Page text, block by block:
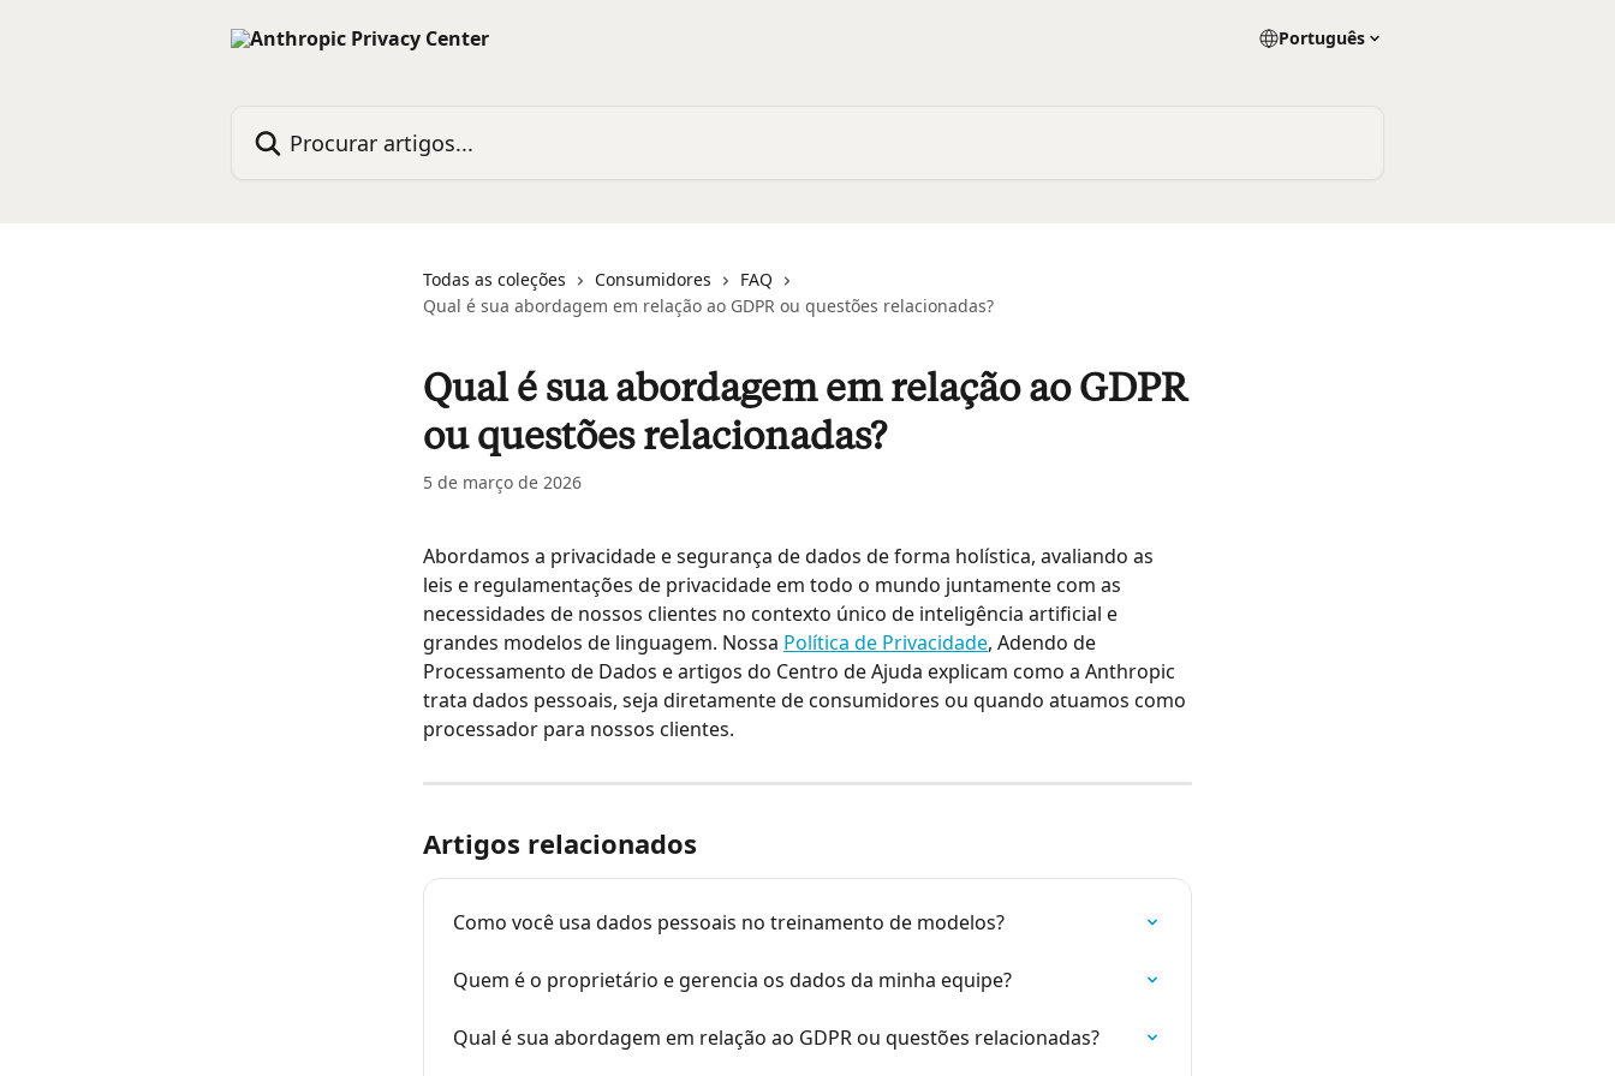
Português
Todas as coleções Consumidores
FAQ
Qual é sua abordagem em relação ao GDPR ou questões relacionadas?
Qual é sua abordagem em relação ao GDPR
ou questões relacionadas?
5 de março de 2026
Abordamos a privacidade e segurança de dados de forma holística, avaliando as
leis e regulamentações de privacidade em todo o mundo juntamente com as
necessidades de nossos clientes no contexto único de inteligência artificial e
grandes modelos de linguagem. Nossa Política de Privacidade, Adendo de
Processamento de Dados e artigos do Centro de Ajuda explicam como a Anthropic
trata dados pessoais, seja diretamente de consumidores ou quando atuamos como
processador para nossos clientes.
Artigos relacionados
Como você usa dados pessoais no treinamento de modelos?
Quem é o proprietário e gerencia os dados da minha equipe?
Qual é sua abordagem em relação ao GDPR ou questões relacionadas?